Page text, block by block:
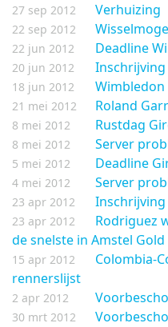
27 sep 2012 Verhuizing
22 sep 2012
22 jun 2012 Deadline
20 jun 2012 Inschrijving
18 jun 2012 Wimbledon
21 mei 2012 Roland
8 mei 2012 Rustdag
8 mei 2012 Server
5 mei 2012 Deadline
4 mei 2012 Server
23 apr 2012
23 apr 2012
Rodriguez
de snelste in Amstel Gold
15 apr 2012
Colombia-
rennerslijst
2 apr 2012
30 mrt 2012